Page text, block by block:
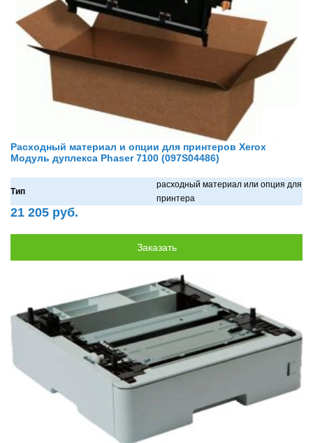
Расходный материал и опции для принтеров Xerox
Модуль дуплекса Phaser 7100 (097S04486)
Тип
рaсходный мaтериaл или опция для
принтерa
21 205 руб.